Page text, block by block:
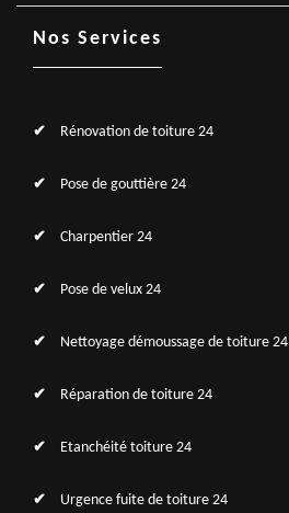
Nos Services
Rénovation de toiture 24
Pose de gouttière 24
Charpentier 24
Pose de velux 24
Nettoyage démoussage de toiture 24
Réparation de toiture 24
Etanchéité toiture 24
Urgence fuite de toiture 24